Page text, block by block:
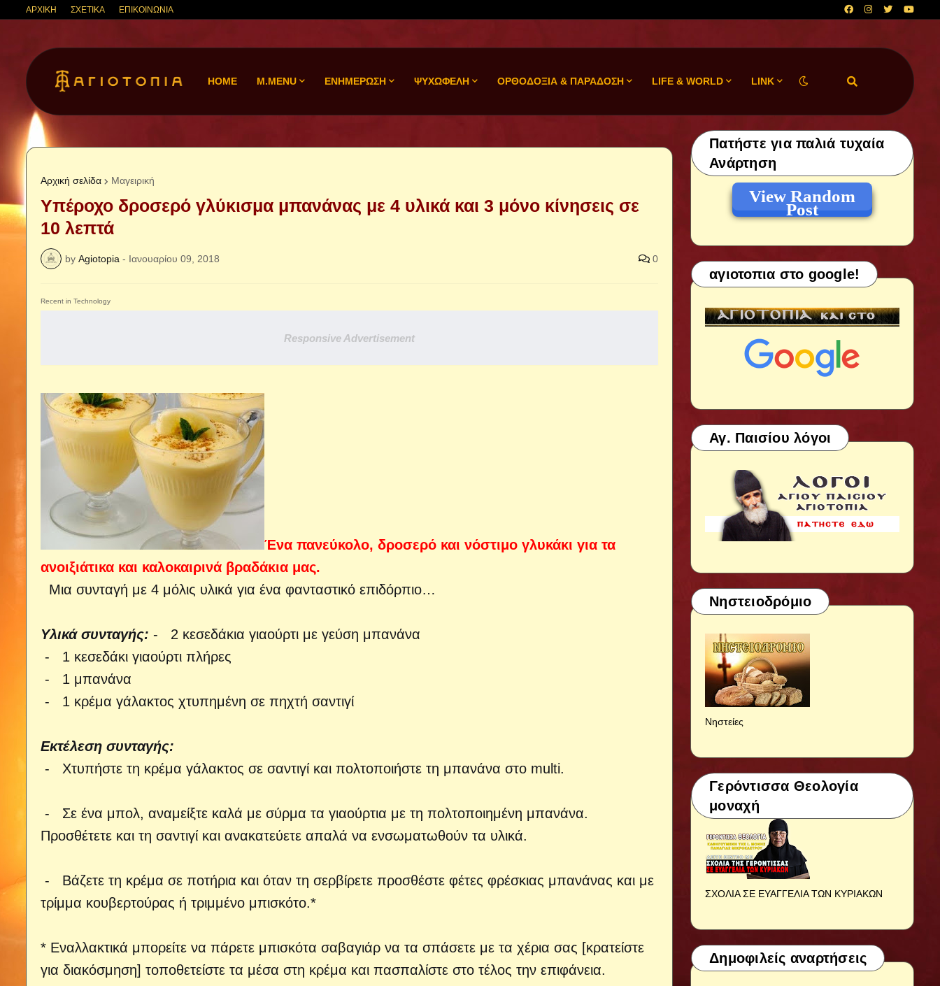
ΑΡΧΙΚΗ ΣΧΕΤΙΚΑ ΕΠΙΚΟΙΝΩΝΙΑ
HOME M.MENU ΕΝΗΜΕΡΩΣΗ ΨΥΧΩΦΕΛΗ ΟΡΘΟΔΟΞΙΑ & ΠΑΡΑΔΟΣΗ LIFE & WORLD LINK
Αρχική σελίδα Μαγειρική
Υπέροχο δροσερό γλύκισμα μπανάνας με 4 υλικά και 3 μόνο κίνησεις σε
10 λεπτά
by Agiotopia - Ιανουαρίου 09, 2018 0
Recent in Technology
Responsive Advertisement
Ένα πανεύκολο, δροσερό και νόστιμο γλυκάκι για τα
ανοιξιάτικα και καλοκαιρινά βραδάκια μας.
Μια συνταγή με 4 μόλις υλικά για ένα φανταστικό επιδόρπιο…
Υλικά συνταγής: - 2 κεσεδάκια γιαούρτι με γεύση μπανάνα
- 1 κεσεδάκι γιαούρτι πλήρες
- 1 μπανάνα
- 1 κρέμα γάλακτος χτυπημένη σε πηχτή σαντιγί
Εκτέλεση συνταγής:
- Χτυπήστε τη κρέμα γάλακτος σε σαντιγί και πολτοποιήστε τη μπανάνα στο multi.
- Σε ένα μπολ, αναμείξτε καλά με σύρμα τα γιαούρτια με τη πολτοποιημένη μπανάνα.
Προσθέτετε και τη σαντιγί και ανακατεύετε απαλά να ενσωματωθούν τα υλικά.
- Βάζετε τη κρέμα σε ποτήρια και όταν τη σερβίρετε προσθέστε φέτες φρέσκιας μπανάνας και με
τρίμμα κουβερτούρας ή τριμμένο μπισκότο.*
* Εναλλακτικά μπορείτε να πάρετε μπισκότα σαβαγιάρ να τα σπάσετε με τα χέρια σας [κρατείστε
για διακόσμηση] τοποθετείστε τα μέσα στη κρέμα και πασπαλίστε στο τέλος την επιφάνεια.
Πατήστε για παλιά τυχαία
Ανάρτηση
View Random
Post
αγιοτοπια στο google!
Αγ. Παισίου λόγοι
Νηστειοδρόμιο
Νηστείες
Γερόντισσα Θεολογία
μοναχή
ΣΧΟΛΙΑ ΣΕ ΕΥΑΓΓΕΛΙΑ ΤΩΝ ΚΥΡΙΑΚΩΝ
Δημοφιλείς αναρτήσεις